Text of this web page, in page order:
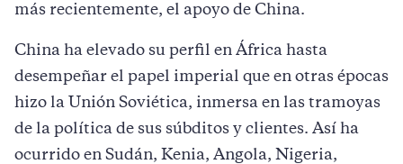
más recientemente, el apoyo de China.
China ha elevado su perfil en África hasta
desempeñar el papel imperial que en otras épocas
hizo la Unión Soviética, inmersa en las tramoyas
de la política de sus súbditos y clientes. Así ha
ocurrido en Sudán, Kenia, Angola, Nigeria,